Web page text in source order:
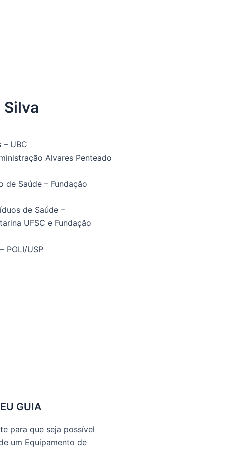
Silva
UBC
Alvares Penteado
Saúde – Fundação
de Saúde –
UFSC e Fundação
POLI/USP
GUIA
para que seja possível
um Equipamento de